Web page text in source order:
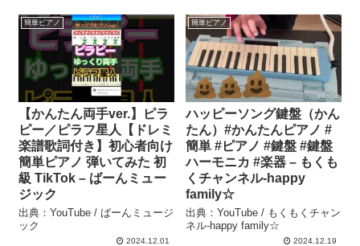
簡単ピアノ
【かんたん両手ver.】ピラ
ピー／ピラフ星人【ドレミ
楽譜歌詞付き】初心者向け
簡単ピアノ 弾いてみた 初
級 TikTok – ばーんミュー
ジック
出典：YouTube / ばーんミュージ
ック
2024.12.01
簡単ピアノ
ハッピーソング鍵盤（かん
たん）#かんたんピアノ #
簡単 #ピアノ #鍵盤 #鍵盤
ハーモニカ #楽器 – もくも
くチャンネル-happy
family☆
出典：YouTube / もくもくチャン
ネル-happy family☆
2024.12.19